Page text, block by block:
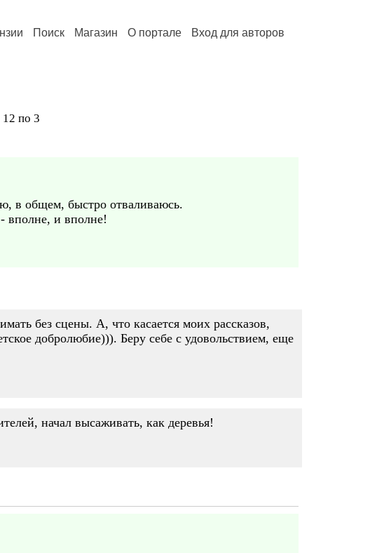
Поиск Магазин О портале Вход для авторов
12 по 3
в общем, быстро отваливаюсь.
вполне, и вполне!
без сцены. А, что касается моих рассказов,
добролюбие))). Беру себе с удовольствием, еще
начал высаживать, как деревья!